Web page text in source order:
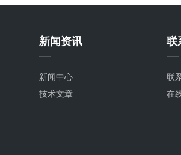
新闻资讯
新闻中心
技术文章
联
联
在